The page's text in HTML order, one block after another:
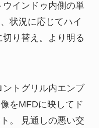
ウインドゥ内側の単
状況に応じてハイ
り替え。より明る
ントグリル内エンブ
をMFDに映してド
。 見通しの悪い交